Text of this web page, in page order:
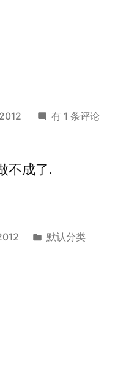
有 1 条评论
不成了.
发
默认分类